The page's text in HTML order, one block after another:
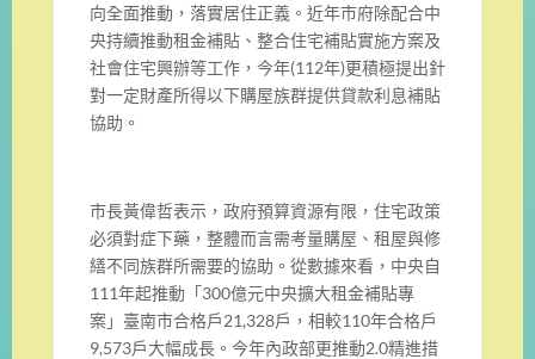
向全面推動，落實居住正義。近年市府除配合中
央持續推動租金補貼、整合住宅補貼實施方案及
社會住宅興辦等工作，今年(112年)更積極提出針
對一定財產所得以下購屋族群提供貸款利息補貼
協助。
市長黃偉哲表示，政府預算資源有限，住宅政策
必須對症下藥，整體而言需考量購屋、租屋與修
繕不同族群所需要的協助。從數據來看，中央自
111年起推動「300億元中央擴大租金補貼專
案」臺南市合格戶21,328戶，相較110年合格戶
9,573戶大幅成長。今年內政部更推動2.0精進措